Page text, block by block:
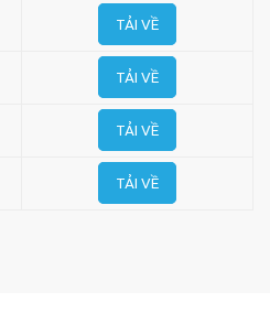
TẢI VỀ
TẢI VỀ
TẢI VỀ
TẢI VỀ